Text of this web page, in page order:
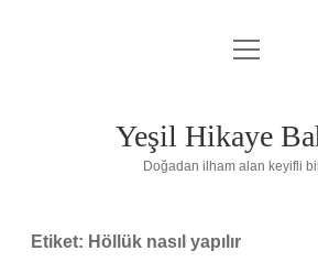
Anasayfa
Yasal Uyarı
menüyü
Yeşil Hikaye
Doğadan ilham alan keyifli
Etiket: Höllük nasıl yapılır